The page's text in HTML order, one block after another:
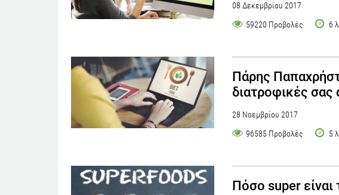
08 Δεκεμβρίου 2017
59220 Προβολές
6
Πάρης
διατροφικές σας
28 Νοεμβρίου 2017
96585 Προβολές
5
Πόσο super